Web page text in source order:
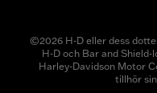
©2026 H-D eller dess
H-D och Bar and
Harley-Davidson Motor
tillhör